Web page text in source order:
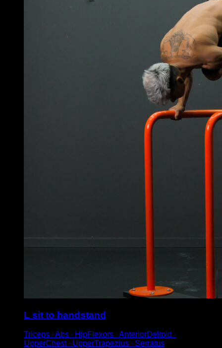
L sit to handstand
Triceps ∙ Abs ∙ HipFlexors ∙ AnteriorDeltoid ∙
UpperChest ∙ UpperTrapezius ∙ Serratus